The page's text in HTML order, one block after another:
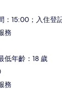
：15:00；入住登
務
低年齡：18 歲
務